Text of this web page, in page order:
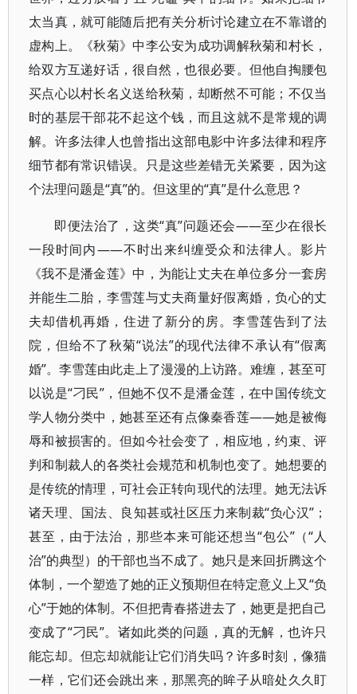
太当真，就可能随后把有关分析讨论建立在不靠谱的
虚构上。《秋菊》中李公安为成功调解秋菊和村长，
给双方互递好话，很自然，也很必要。但他自掏腰包
买点心以村长名义送给秋菊，却断然不可能；不仅当
时的基层干部花不起这个钱，而且这就不是常规的调
解。许多法律人也曾指出这部电影中许多法律和程序
细节都有常识错误。只是这些差错无关紧要，因为这
个法理问题是“真”的。但这里的“真”是什么意思？
即便法治了，这类“真”问题还会——至少在很长
一段时间内——不时出来纠缠受众和法律人。影片
《我不是潘金莲》中，为能让丈夫在单位多分一套房
并能生二胎，李雪莲与丈夫商量好假离婚，负心的丈
夫却借机再婚，住进了新分的房。李雪莲告到了法
院，但给不了秋菊“说法”的现代法律不承认有“假离
婚”。李雪莲由此走上了漫漫的上访路。难缠，甚至可
以说是“刁民”，但她不仅不是潘金莲，在中国传统文
学人物分类中，她甚至还有点像秦香莲——她是被侮
辱和被损害的。但如今社会变了，相应地，约束、评
判和制裁人的各类社会规范和机制也变了。她想要的
是传统的情理，可社会正转向现代的法理。她无法诉
诸天理、国法、良知甚或社区压力来制裁“负心汉”；
甚至，由于法治，那些本来可能还想当“包公”（“人
治”的典型）的干部也当不成了。她只是来回折腾这个
体制，一个塑造了她的正义预期但在特定意义上又“负
心”于她的体制。不但把青春搭进去了，她更是把自己
变成了“刁民”。诸如此类的问题，真的无解，也许只
能忘却。但忘却就能让它们消失吗？许多时刻，像猫
一样，它们还会跳出来，那黑亮的眸子从暗处久久盯